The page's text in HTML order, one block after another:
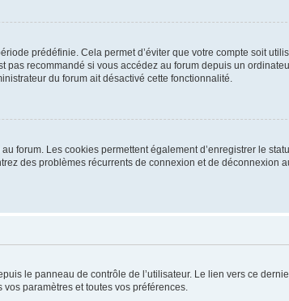
prédéfinie. Cela permet d’éviter que votre compte soit
pas recommandé si vous accédez au forum depuis un
du forum ait désactivé cette fonctionnalité.
forum. Les cookies permettent également d’enregistrer le
des problèmes récurrents de connexion et de déconnexion
le panneau de contrôle de l’utilisateur. Le lien vers ce
paramètres et toutes vos préférences.